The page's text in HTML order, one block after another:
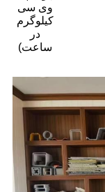
وی سی
کیلوگرم
در
ساعت)